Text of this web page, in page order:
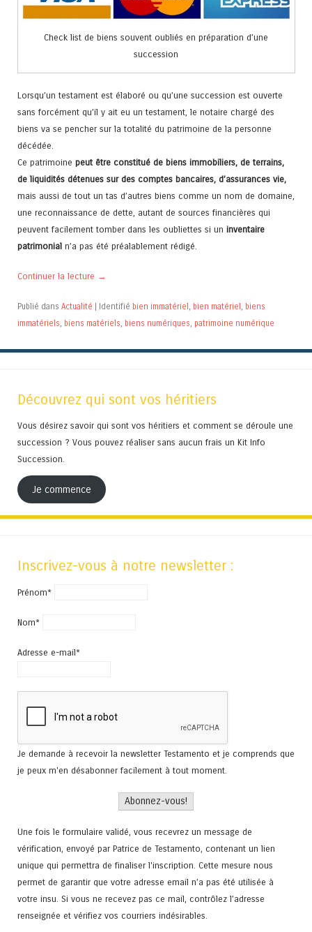
Check list de biens souvent oubliés en préparation d’une
succession
Lorsqu’un testament est élaboré ou qu’une succession est ouverte
sans forcément qu’il y ait eu un testament, le notaire chargé des
biens va se pencher sur la totalité du patrimoine de la personne
décédée.
Ce patrimoine peut être constitué de biens immobiliers, de terrains,
de liquidités détenues sur des comptes bancaires, d’assurances vie,
mais aussi de tout un tas d’autres biens comme un nom de domaine,
une reconnaissance de dette, autant de sources financières qui
peuvent facilement tomber dans les oubliettes si un inventaire
patrimonial n’a pas été préalablement rédigé.
Continuer la lecture →
Publié dans Actualité Identifié bien immatériel , bien matériel , biens
immatériels, biens matériels, biens numériques, patrimoine numérique
Découvrez qui sont vos héritiers
Vous désirez savoir qui sont vos héritiers et comment se déroule une
succession ? Vous pouvez réaliser sans aucun frais un Kit Info
Succession.
Je commence
Inscrivez-vous à notre newsletter :
Prénom*
Nom*
Adresse e-mail*
Je demande à recevoir la newsletter Testamento et je comprends que
je peux m'en désabonner facilement à tout moment.
Une fois le formulaire validé, vous recevrez un message de
vérification, envoyé par Patrice de Testamento, contenant un lien
unique qui permettra de finaliser l'inscription. Cette mesure nous
permet de garantir que votre adresse email n’a pas été utilisée à
votre insu. Si vous ne recevez pas ce mail, contrôlez l’adresse
renseignée et vérifiez vos courriers indésirables.